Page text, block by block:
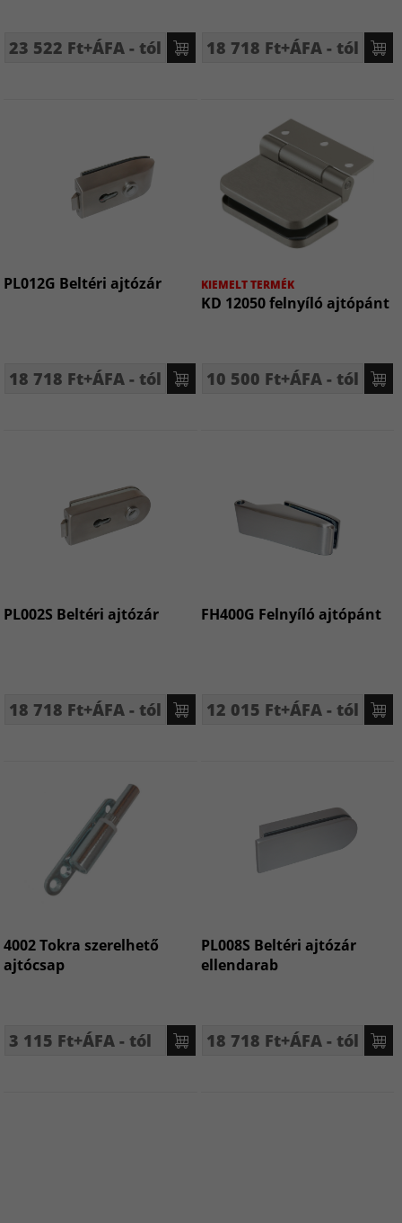
23 522 Ft+ÁFA - tól 18 718 Ft+ÁFA - tól
PL012G Beltéri ajtózár
18 718 Ft+ÁFA - tól
KIEMELT TERMÉK
KD 12050 felnyíló ajtópánt
10 500 Ft+ÁFA - tól
PL002S Beltéri ajtózár
18 718 Ft+ÁFA - tól
FH400G Felnyíló ajtópánt
12 015 Ft+ÁFA - tól
4002 Tokra szerelhető
ajtócsap
3 115 Ft+ÁFA - tól
PL008S Beltéri ajtózár
ellendarab
18 718 Ft+ÁFA - tól